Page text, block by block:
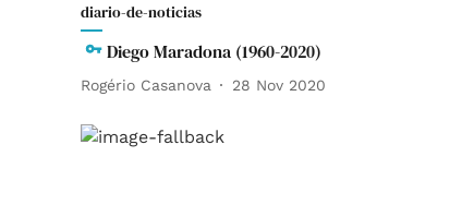
diario-de-noticias
Diego Maradona (1960-2020)
Rogério Casanova 28 Nov 2020